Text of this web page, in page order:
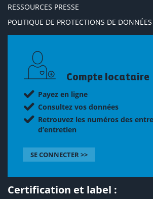
RESSOURCES PRESSE
POLITIQUE DE PROTECTIONS DE DONNÉES
Compte locataire
Payez en ligne
Consultez vos données
Retrouvez les numéros des
d’entretien
SE CONNECTER >>
Certification et label :